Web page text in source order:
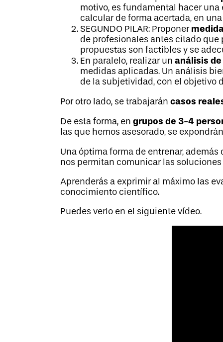
motivo, es fundamental hacer
calcular de forma acertada, en
SEGUNDO PILAR: Proponer
de profesionales antes citado que
propuestas son factibles y se
En paralelo, realizar unanálisis
medidas aplicadas. Un análisis
de la subjetividad, con el objetivo
Por otro lado, se trabajaráncasos
De esta forma, engrupos de 3-4
las que hemos asesorado, se
Una óptima forma de entrenar,
nos permitan comunicar las
Aprenderás a exprimir al máximo las
conocimiento científico.
Puedes verlo en el siguiente vídeo.